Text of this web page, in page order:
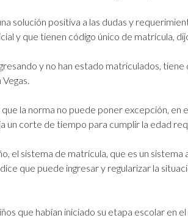
solución positiva a las dudas y
y que tienen código único de matrícula,
y no han estado matriculados,
la norma no puede poner excepción, en
corte de tiempo para cumplir la edad
el sistema de matrícula, que es un
que puede ingresar y regularizar la
que habían iniciado su etapa escolar en